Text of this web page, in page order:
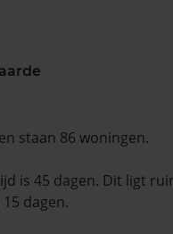
staan 86 woningen.
is 45 dagen. Dit ligt
dagen.